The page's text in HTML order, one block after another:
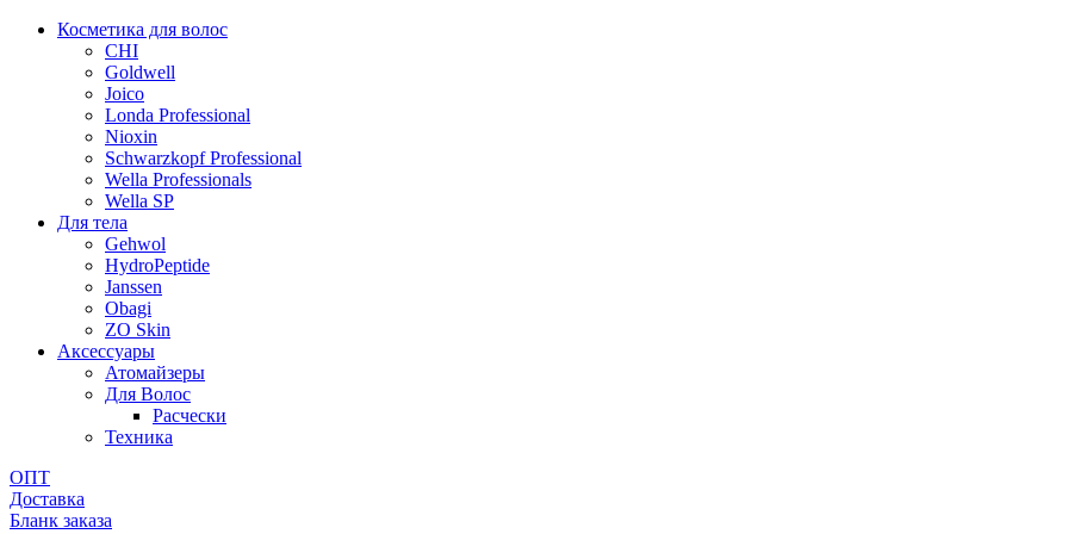
Косметика для волос
CHI
Goldwell
Joico
Londa Professional
Nioxin
Schwarzkopf Professional
Wella Professionals
Wella SP
Для тела
Gehwol
HydroPeptide
Janssen
Obagi
ZO Skin
Aксессуары
Атомайзеры
Для Волос
Расчески
Техника
ОПТ
Доставка
Бланк заказа